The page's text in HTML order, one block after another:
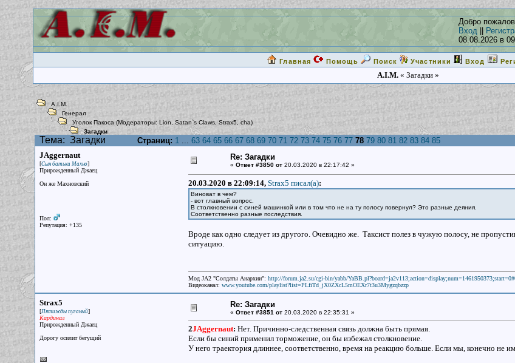
Добро
Вход
08.08.2026 в
Главная Помощь Поиск Участники Вход
A.I.M. « Загадки »
A.I.M.
Генерал
Уголок Пакоса (Модераторы: Lion Satan`s Claws Strax5 cha)
Загадки
Тема: Загадки Страниц: 1 ... 63 64 65 66 67 68 69 70 71 72 73 74 75 76 77 78 79 80 81 82 83 84 85
JAggernaut
[Сын батьки Махно]
Прирожденный Джаец
Он же Махновский
Пол:
Репутация: +135
Re: Загадки
« Ответ #3850 от 20.03.2020 в 22:17:42 »
20.03.2020 в 22:09:14, Strax5 писал(a):
Виноват в чем?
- вот главный вопрос.
В столкновении с синей машинкой или в том что не на ту полосу повернул? Это разные деяния.
Соответственно разные последствия.
Вроде как одно следует из другого. Очевидно же. Таксист полез в чужую полосу, не
ситуацию.
Мод JA2 "Солдаты Анархии": http://forum.ja2.su/cgi-bin/yabb/
Видеоканал: www.youtube.com/playlist?list=PLfiTd_jX0ZXcL5mOEXr7t3u3Mygzqbzzp
Strax5
[Пятижды пуганый]
Кардинал
Прирожденный Джаец
Дорогу осилит бегущий
Re: Загадки
« Ответ #3851 от 20.03.2020 в 22:35:31 »
2JAggernaut: Нет. Причинно-следственная связь должна быть прямая.
Если бы синий применил торможение, он бы избежал столкновение.
У него траектория длиннее, соответственно, время на реакцию больше. Если мы, конечно не